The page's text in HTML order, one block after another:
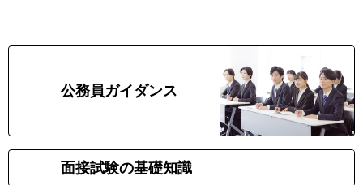
公務員ガイダンス
面接試験の基礎知識